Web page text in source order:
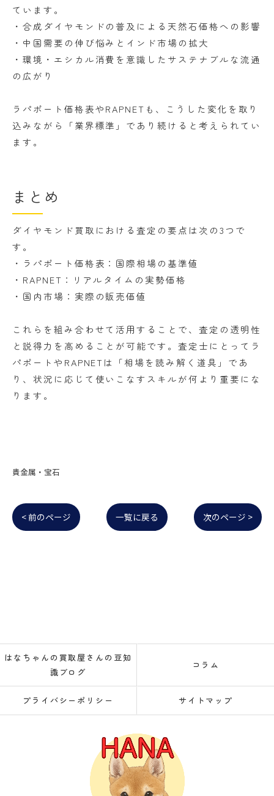
ています。
・合成ダイヤモンドの普及による天然石価格への影響
・中国需要の伸び悩みとインド市場の拡大
・環境・エシカル消費を意識したサステナブルな流通
の広がり
ラパポート価格表やRAPNETも、こうした変化を取り
込みながら「業界標準」であり続けると考えられてい
ます。
まとめ
ダイヤモンド買取における査定の要点は次の3つで
す。
・ラパポート価格表：国際相場の基準値
・RAPNET：リアルタイムの実勢価格
・国内市場：実際の販売価値
これらを組み合わせて活用することで、査定の透明性
と説得力を高めることが可能です。査定士にとってラ
パポートやRAPNETは「相場を読み解く道具」であ
り、状況に応じて使いこなすスキルが何より重要にな
ります。
貴金属・宝石
< 前のページ 一覧に戻る 次のページ >
はなちゃんの買取屋さんの豆知
識ブログ
コラム
プライバシーポリシー サイトマップ